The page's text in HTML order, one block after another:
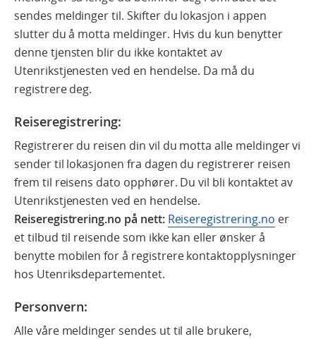
sendes meldinger til. Skifter du lokasjon i appen
slutter du å motta meldinger. Hvis du kun benytter
denne tjensten blir du ikke kontaktet av
Utenrikstjenesten ved en hendelse. Da må du
registrere deg.
Reiseregistrering:
Registrerer du reisen din vil du motta alle meldinger vi
sender til lokasjonen fra dagen du registrerer reisen
frem til reisens dato opphører. Du vil bli kontaktet av
Utenrikstjenesten ved en hendelse.
Reiseregistrering.no på nett: Reiseregistrering.no er
et tilbud til reisende som ikke kan eller ønsker å
benytte mobilen for å registrere kontaktopplysninger
hos Utenriksdepartementet.
Personvern:
Alle våre meldinger sendes ut til alle brukere,